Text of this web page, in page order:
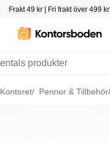
Frakt 49 kr | Fri frakt över 499 kr
Kontoret Pennor & Tillbehör